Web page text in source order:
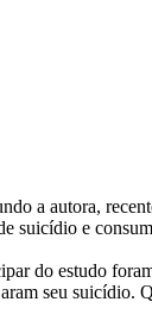
a autora,
suicídio e
do estudo
seu